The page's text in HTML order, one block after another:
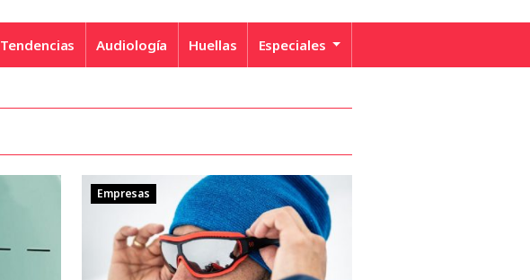
Tendencias Audiología Huellas Especiales
Empresas